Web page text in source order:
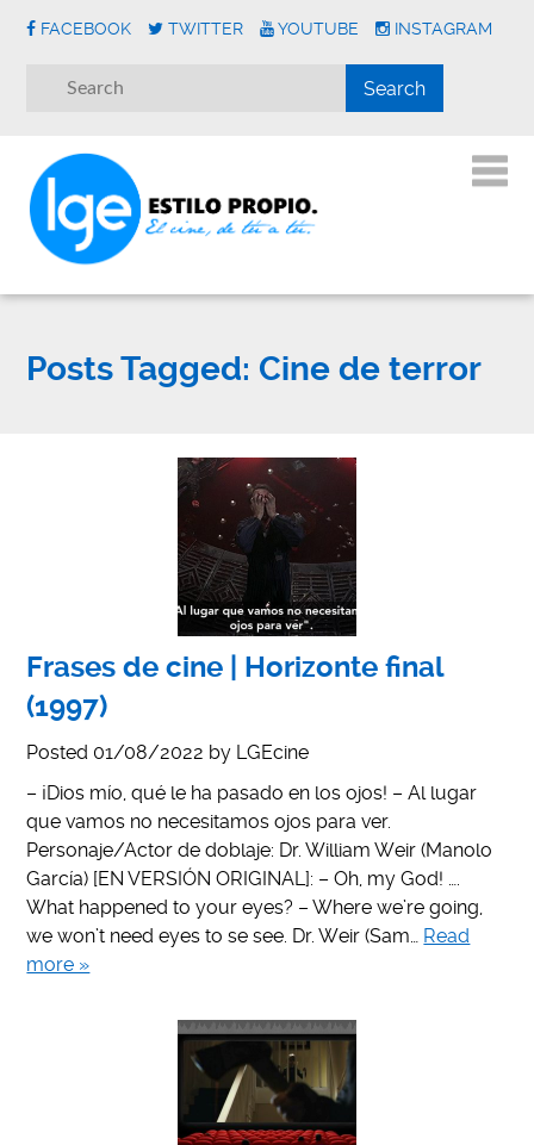
FACEBOOK TWITTER YOUTUBE INSTAGRAM
Posts Tagged: Cine de terror
Frases de cine | Horizonte final
(1997)
Posted 01/08/2022 by LGEcine
– ¡Dios mío, qué le ha pasado en los ojos! – Al lugar
que vamos no necesitamos ojos para ver.
Personaje/Actor de doblaje: Dr. William Weir (Manolo
García) [EN VERSIÓN ORIGINAL]: – Oh, my God! ….
What happened to your eyes? – Where we’re going,
we won’t need eyes to se see. Dr. Weir (Sam… Read
more »